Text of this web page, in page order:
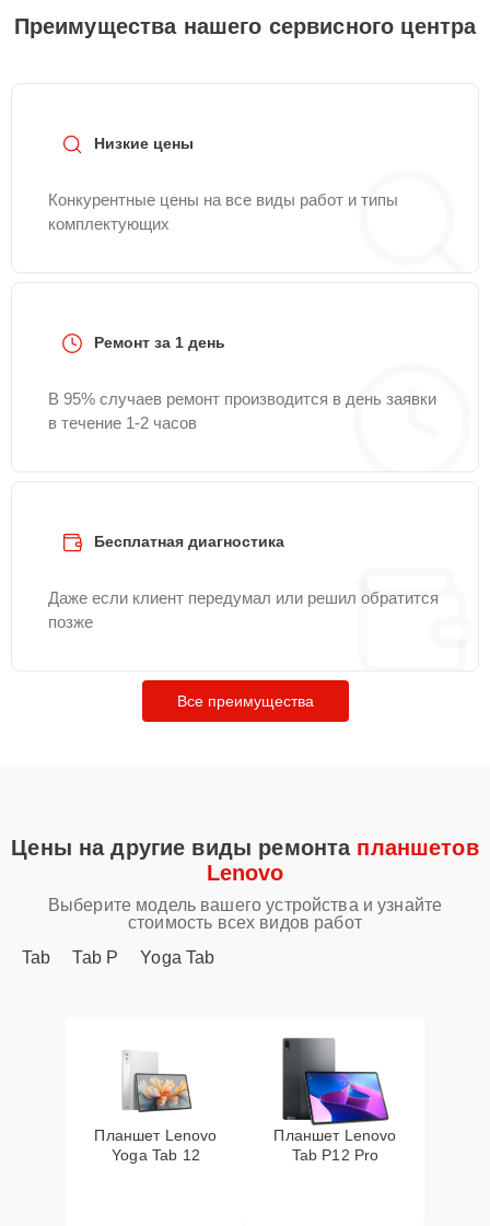
Преимущества нашего сервисного центра
Низкие цены
Конкурентные цены на все виды работ и типы
комплектующих
Ремонт за 1 день
В 95% случаев ремонт производится в день заявки
в течение 1-2 часов
Бесплатная диагностика
Даже если клиент передумал или решил обратится
позже
Все преимущества
Цены на другие виды ремонта планшетов
Lenovo
Выберите модель вашего устройства и узнайте
стоимость всех видов работ
Tab
Tab P Yoga Tab
Планшет Lenovo
Yoga Tab 12
Планшет Lenovo
Tab P12 Pro